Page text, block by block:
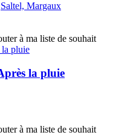
Saltel, Margaux
à ma liste de souhait
la pluie
à ma liste de souhait